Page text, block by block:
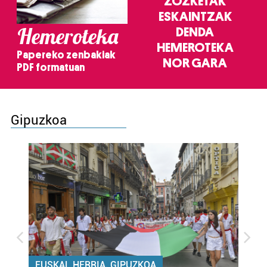
Hemeroteka
Papereko zenbakiak
PDF formatuan
ESKAINTZAK
DENDA
HEMEROTEKA
NOR GARA
Gipuzkoa